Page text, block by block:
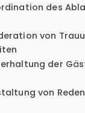
des
von
der
von